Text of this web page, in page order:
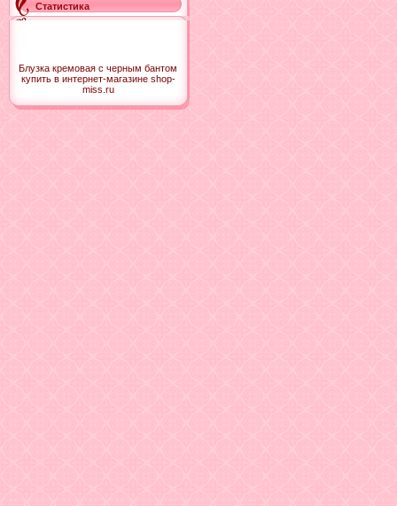
Статистика
Блузка кремовая с черным бантом
купить в интернет-магазине shop-
miss.ru